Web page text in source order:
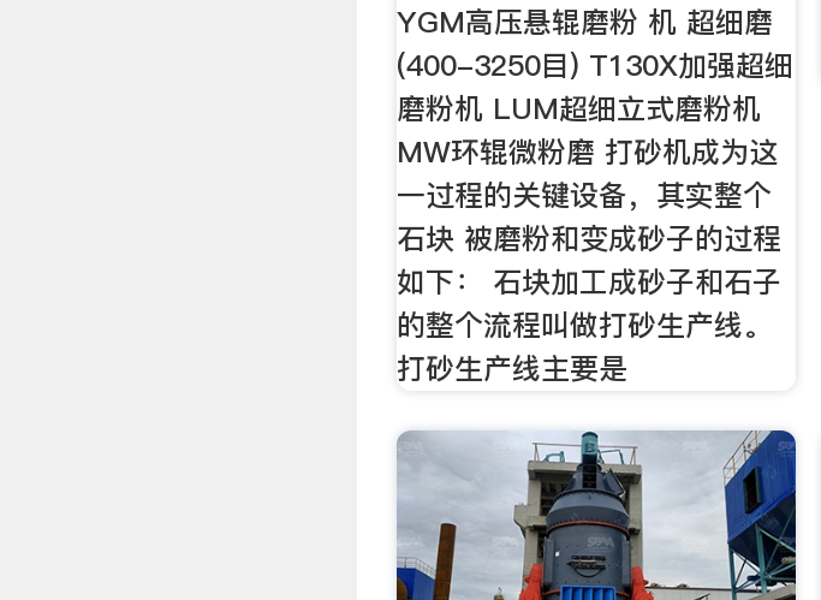
YGM高压悬辊磨粉 机 超细磨
(400-3250目) T130X加强超细
磨粉机 LUM超细立式磨粉机
MW环辊微粉磨 打砂机成为这
一过程的关键设备，其实整个
石块 被磨粉和变成砂子的过程
如下： 石块加工成砂子和石子
的整个流程叫做打砂生产线。
打砂生产线主要是